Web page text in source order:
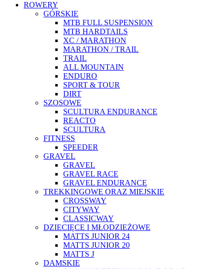
ROWERY
GÓRSKIE
MTB FULL SUSPENSION
MTB HARDTAILS
XC / MARATHON
MARATHON / TRAIL
TRAIL
ALL MOUNTAIN
ENDURO
SPORT & TOUR
DIRT
SZOSOWE
SCULTURA ENDURANCE
REACTO
SCULTURA
FITNESS
SPEEDER
GRAVEL
GRAVEL
GRAVEL RACE
GRAVEL ENDURANCE
TREKKINGOWE ORAZ MIEJSKIE
CROSSWAY
CITYWAY
CLASSICWAY
DZIECIĘCE I MŁODZIEŻOWE
MATTS JUNIOR 24
MATTS JUNIOR 20
MATTS J
DAMSKIE